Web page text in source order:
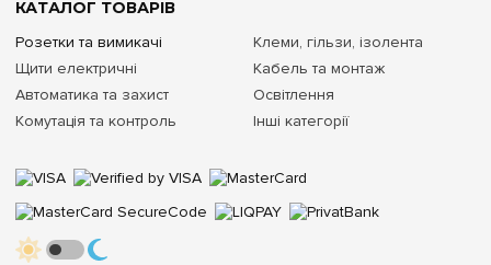
КАТАЛОГ ТОВАРІВ
Розетки та вимикачі
Щити електричні
Автоматика та захист
Комутація та контроль
Клеми, гільзи, ізолента
Кабель та монтаж
Освітлення
Інші категорії